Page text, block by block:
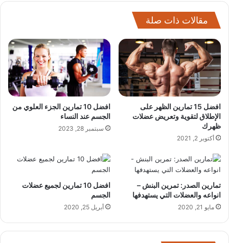
مقالات ذات صلة
افضل 15 تمارين الظهر على
الإطلاق لتقوية وتعريض عضلات
ظهرك
أكتوبر 2, 2021
افضل 10 تمارين الجزء العلوي من
الجسم عند النساء
سبتمبر 28, 2023
تمارين الصدر: تمرين البنش –
انواعه والعضلات التي يستهدفها
مايو 21, 2020
افضل 10 تمارين لجميع عضلات
الجسم
أبريل 25, 2020